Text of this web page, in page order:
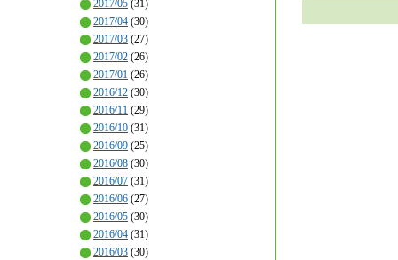
2017/05 (31)
2017/04 (30)
2017/03 (27)
2017/02 (26)
2017/01 (26)
2016/12 (30)
2016/11 (29)
2016/10 (31)
2016/09 (25)
2016/08 (30)
2016/07 (31)
2016/06 (27)
2016/05 (30)
2016/04 (31)
2016/03 (30)